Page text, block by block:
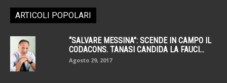
ARTICOLI POPOLARI
“SALVARE MESSINA”: SCENDE IN CAMPO IL
CODACONS. TANASI CANDIDA LA FAUCI...
Agosto 29, 2017